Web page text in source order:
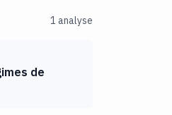
1 analyse
de